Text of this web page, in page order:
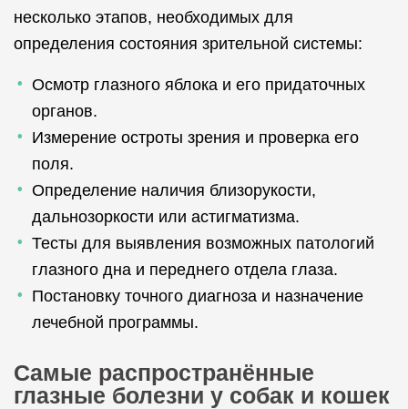
несколько этапов, необходимых для
определения состояния зрительной системы:
Осмотр глазного яблока и его придаточных
органов.
Измерение остроты зрения и проверка его
поля.
Определение наличия близорукости,
дальнозоркости или астигматизма.
Тесты для выявления возможных патологий
глазного дна и переднего отдела глаза.
Постановку точного диагноза и назначение
лечебной программы.
Самые распространённые
глазные болезни у собак и кошек